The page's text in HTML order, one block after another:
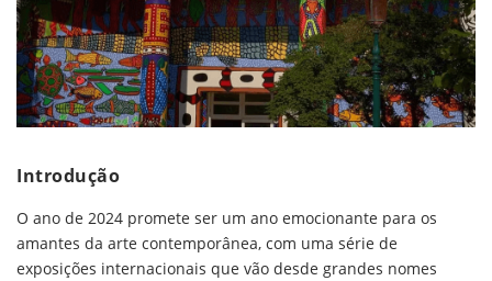
Introdução
O ano de 2024 promete ser um ano emocionante para os
amantes da arte contemporânea, com uma série de
exposições internacionais que vão desde grandes nomes